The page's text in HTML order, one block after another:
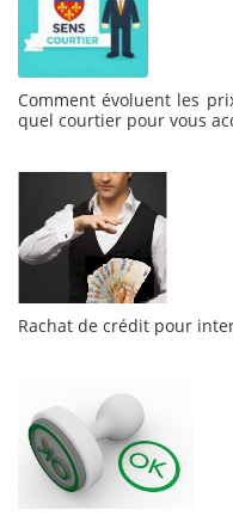
Comment évoluent les
quel courtier pour vous
Rachat de crédit pour